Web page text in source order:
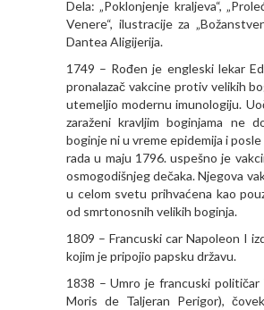
Dela: „Poklonjenje kraljeva“,
Venere“, ilustracije za
Dantea Aligijerija.
1749 – Rođen je engleski lekar
pronalazač vakcine protiv velikih
utemeljio modernu imunologiju.
zaraženi kravljim boginjama ne
boginje ni u vreme epidemija i
rada u maju 1796. uspešno je
osmogodišnjeg dečaka. Njegova
u celom svetu prihvaćena kao
od smrtonosnih velikih boginja.
1809 – Francuski car Napoleon I
kojim je pripojio papsku državu.
1838 – Umro je francuski političar
Moris de Taljeran Perigor),